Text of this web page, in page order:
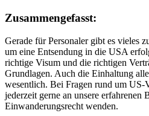
Zusammengefasst:
Gerade für Personaler gibt es vieles
um eine Entsendung in die USA
richtige Visum und die richtigen
Grundlagen. Auch die Einhaltung
wesentlich. Bei Fragen rund um US-
jederzeit gerne an unsere erfahrenen
Einwanderungsrecht wenden.